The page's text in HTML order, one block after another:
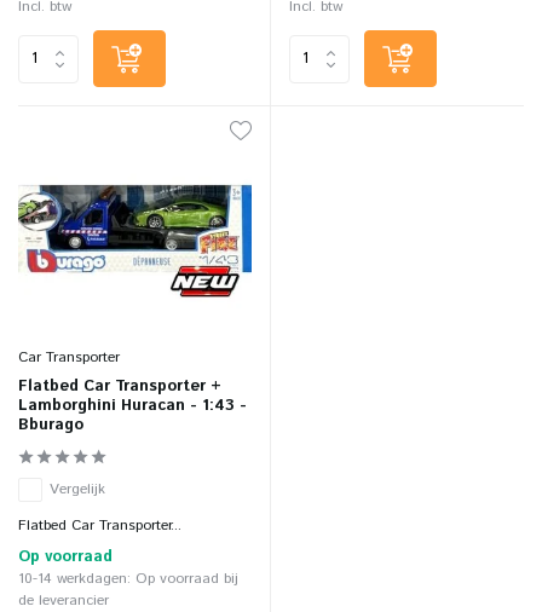
Incl. btw Incl. btw
Car Transporter
Flatbed Car Transporter +
Lamborghini Huracan - 1:43 -
Bburago
Vergelijk
Flatbed Car Transporter...
Op voorraad
10-14 werkdagen: Op voorraad bij
de leverancier